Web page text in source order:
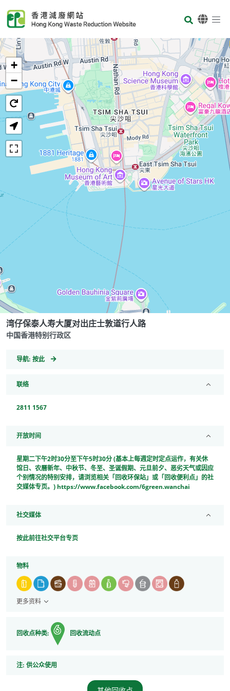
Body
首页
+
−
湾仔保泰人寿大厦对出庄士敦道行人路
中国香港特别行政区
导航: GeoCoordinates
按此
联络
2811 1567
开放时间
星期二下午2时30分至下午5时30分 (基本上每週定时定点运作，有关休
馆日、农曆新年、中秋节、冬至、圣诞假期、元旦前夕、恶劣天气或因应
个别情况的特别安排，请浏览相关「回收环保站」或「回收便利点」的社
交媒体专页。) https://www.facebook.com/6green.wanchai
社交媒体
按此前往社交平台专页
物料
更多资料
回收点种类: 回收流动点
注: 注
供公众使用